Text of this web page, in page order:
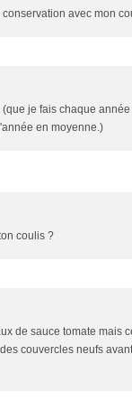
avec mon
je fais chaque
en moyenne.)
coulis ?
de sauce tomate mais
couvercles neufs